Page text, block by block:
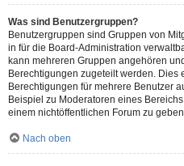
Was sind Benutzergruppen?
Benutzergruppen sind Gruppen von
in für die Board-Administration
kann mehreren Gruppen angehören
Berechtigungen zugeteilt werden. Dies
Berechtigungen für mehrere Benutzer
Beispiel zu Moderatoren eines
einem nichtöffentlichen Forum zu
Nach oben